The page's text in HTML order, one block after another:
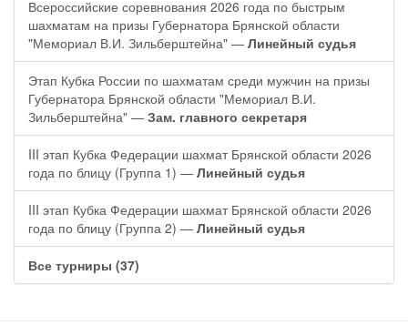
Всероссийские соревнования 2026 года по быстрым
шахматам на призы Губернатора Брянской области
"Мемориал В.И. Зильберштейна" — Линейный судья
Этап Кубка России по шахматам среди мужчин на призы
Губернатора Брянской области "Мемориал В.И.
Зильберштейна" — Зам. главного секретаря
III этап Кубка Федерации шахмат Брянской области 2026
года по блицу (Группа 1) — Линейный судья
III этап Кубка Федерации шахмат Брянской области 2026
года по блицу (Группа 2) — Линейный судья
Все турниры (37)